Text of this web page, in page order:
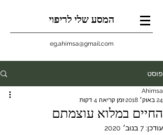
המסע שלי לריפוי
eg.ahimsa@gmail.com
פוסט
החיים במלוא עוצמתם
Ahimsa
24 באוק׳ 2018
זמן קריאה 4 דקות
עודכן: 7 בנוב׳ 2020